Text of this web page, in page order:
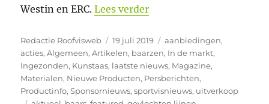
Westin en ERC.Lees verder“Wekelijkse
Auteur
Redactie Roofvisweb
Geplaatst
op
19 juli 2019 Categorieën
aanbiedingen,
acties,Algemeen,Artikelen, baarzen, In de markt,
Ingezonden, Kunstaas, laatste nieuws, Magazine,
Materialen, Nieuwe Producten, Persberichten,
Productinfo,Sponsornieuws,sportvisnieuws, uitverkoop